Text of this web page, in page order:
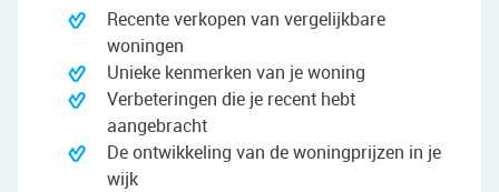
Recente verkopen van vergelijkbare
woningen
Unieke kenmerken van je woning
Verbeteringen die je recent hebt
aangebracht
De ontwikkeling van de woningprijzen in je
wijk